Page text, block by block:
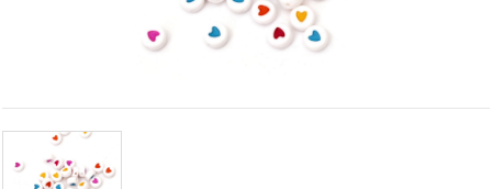
a
valamint
relevánsabb
tartalmat